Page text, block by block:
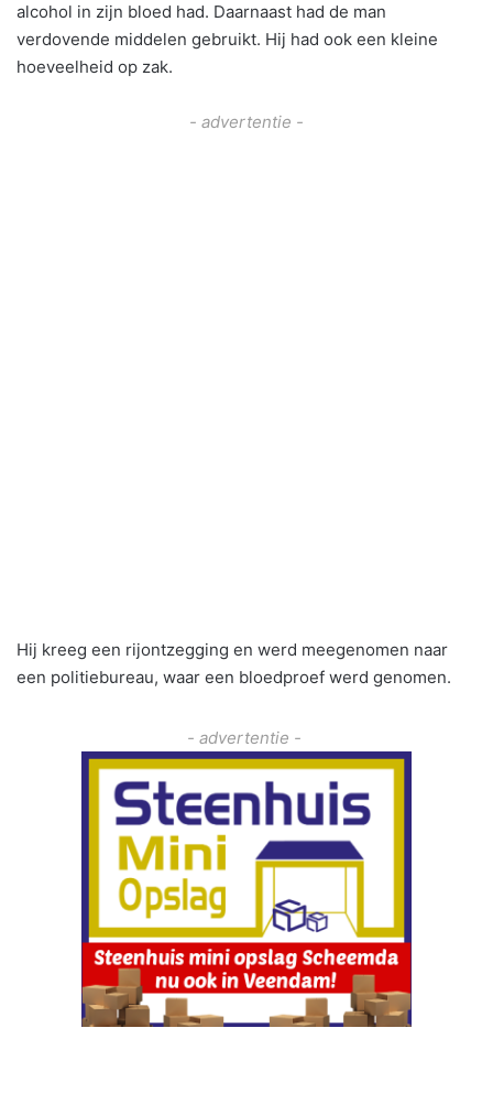
alcohol in zijn bloed had. Daarnaast had de man
verdovende middelen gebruikt. Hij had ook een kleine
hoeveelheid op zak.
- advertentie -
Hij kreeg een rijontzegging en werd meegenomen naar
een politiebureau, waar een bloedproef werd genomen.
- advertentie -